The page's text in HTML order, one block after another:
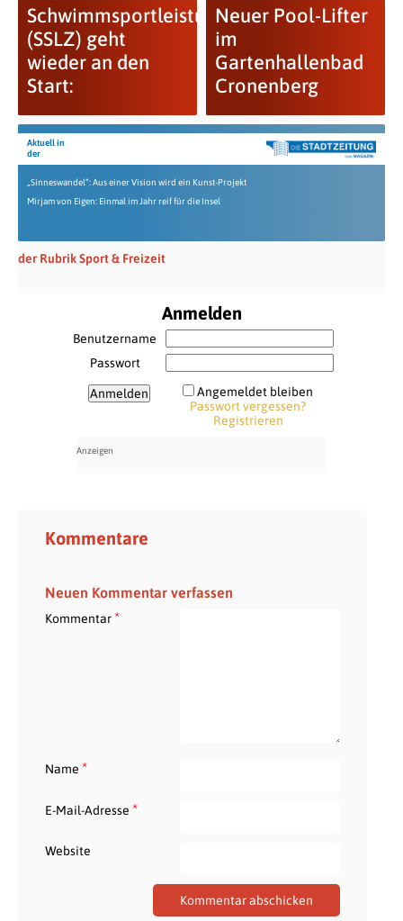
Schwimmsportleistungszentrum
(SSLZ) geht
wieder an den
Start:
Neuer Pool-Lifter
im
Gartenhallenbad
Cronenberg
Aktuell in
der
„Sinneswandel“: Aus einer Vision wird ein Kunst-Projekt
Mirjam von Eigen: Einmal im Jahr reif für die Insel
der Rubrik Sport & Freizeit
Anmelden
Benutzername
Passwort
Angemeldet bleiben
Passwort vergessen?
Registrieren
Kommentare
Neuen Kommentar verfassen
Kommentar*
Name *
E-Mail-Adresse *
Website